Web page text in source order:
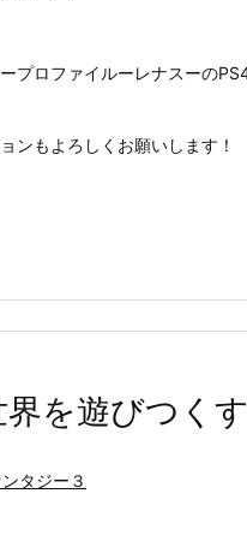
プロファイルーレナスーの
ンもよろしくお願いします！
界を遊びつく
タジー３